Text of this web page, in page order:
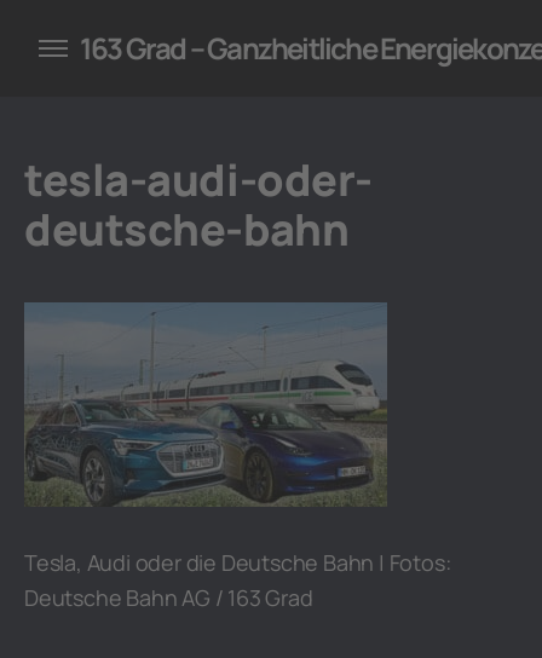
für Unternehmen
163 Grad – Ganzheitliche
tesla-audi-oder-
deutsche-bahn
Tesla, Audi oder die Deutsche Bahn | Fotos:
Deutsche Bahn AG / 163 Grad